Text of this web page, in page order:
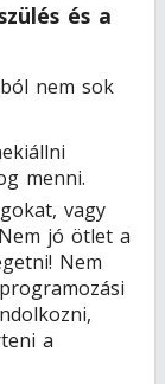
és a
nem sok
menni.
vagy
jó ötlet a
Nem
programozási
a